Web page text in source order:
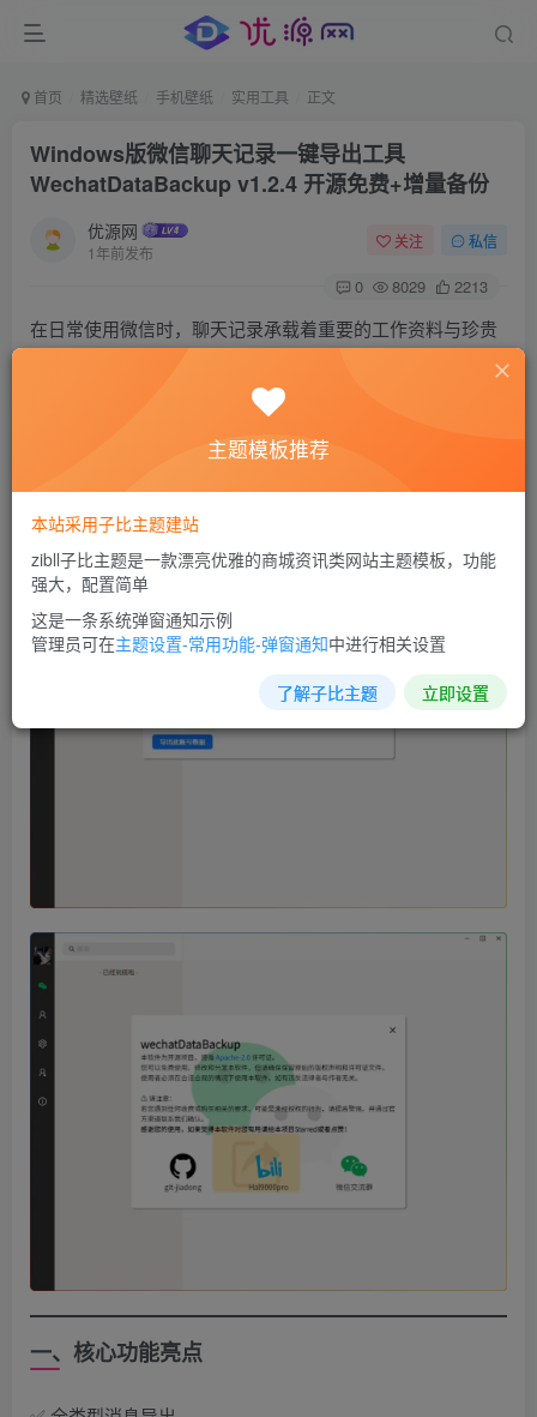
首页 精选壁纸 手机壁纸 实用工具 正文
Windows版微信聊天记录一键导出工具
WechatDataBackup v1.2.4 开源免费+增量备份​
优源网
1年前发布
关注 私信
0 8029 2213
在日常使用微信时，聊天记录承载着重要的工作资料与珍贵
WechatDataBackup 是一款专为Windows平台设计的免费开
源工具，可一键导出PC端微信聊天记录，支持文字、图片、
一、核心功能亮点
主题模板推荐
本站采用子比主题建站
zibll子比主题是一款漂亮优雅的商城资讯类网站主题模板，功能
强大，配置简单
这是一条系统弹窗通知示例
管理员可在主题设置-常用功能-弹窗通知中进行相关设置
了解子比主题 立即设置